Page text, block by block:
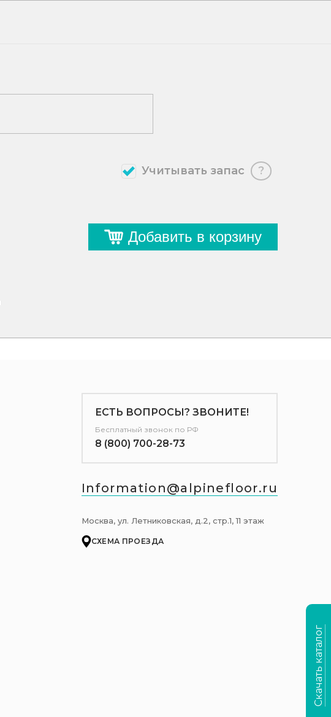
Учитывать запас ?
Добавить в корзину
ЕСТЬ ВОПРОСЫ? ЗВОНИТЕ!
Бесплатный звонок по РФ
8 (800) 700-28-73
Information@alpinefloor.ru
Москва, ул. Летниковская, д.2, стр.1, 11 этаж
СХЕМА ПРОЕЗДА
Скачать каталог